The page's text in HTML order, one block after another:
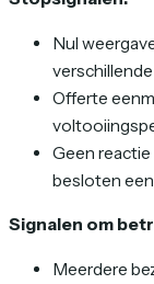
Nul
Offerte
Geen
besloten
Signalen om
Meerdere